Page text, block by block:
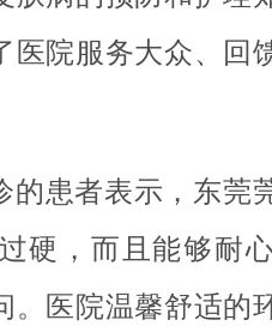
医院服务大众、回
的患者表示，东莞
硬，而且能够耐
。医院温馨舒适的